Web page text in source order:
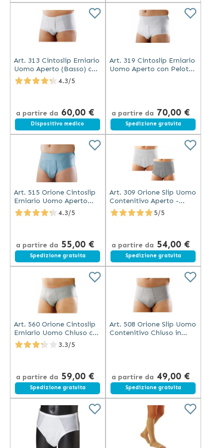
Art. 313 Cintoslip Erniario
Uomo Aperto (Basso) con
Pelotte - Tessitura
Differenziata Bianco
4.3/5
a partire da 60,00 €
Spedizione gratuita
Dispositivo medico
Art. 319 Cintoslip Erniario
Uomo Aperto con Pelotte
a partire da 70,00 €
Spedizione gratuita
Art. 515 Orione Cintoslip
Erniario Uomo Aperto
Medio con Pelotte
Cotone Azzurro
4.3/5
a partire da 55,00 €
Spedizione gratuita
Art. 309 Orione Slip Uomo
Contenitivo Aperto -
Tessitura Differenziata
5/5
a partire da 54,00 €
Spedizione gratuita
Art. 560 Orione Cintoslip
Erniario Uomo Chiuso con
Pelotte Cotone3.3/5
a partire da 59,00 €
Spedizione gratuita
Art. 508 Orione Slip Uomo
Contenitivo Chiuso in
a partire da 49,00 €
Spedizione gratuita